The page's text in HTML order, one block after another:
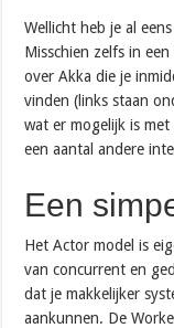
Wellicht heb je al
Misschien zelfs in
over Akka die je
vinden (links staan
wat er mogelijk is
een aantal andere
Een
Het Actor model is
van concurrent en
dat je makkelijker
aankunnen. De